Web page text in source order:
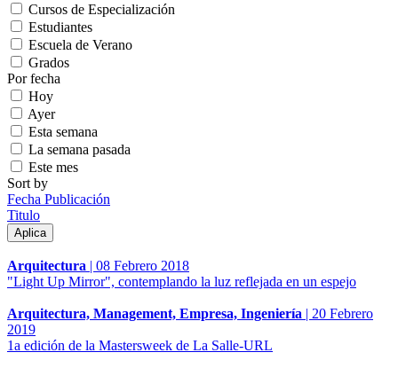
Cursos de Especialización
Estudiantes
Escuela de Verano
Grados
Por fecha
Hoy
Ayer
Esta semana
La semana pasada
Este mes
Sort by
Fecha Publicación
Titulo
Arquitectura | 08 Febrero 2018
"Light Up Mirror", contemplando la luz reflejada en un espejo
Arquitectura, Management, Empresa, Ingeniería | 20 Febrero
2019
1a edición de la Mastersweek de La Salle-URL